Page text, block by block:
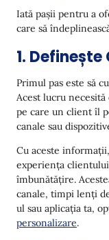
Iată pașii pentru a
care să
1.
Primul pas este să
Acest lucru
pe care un client îl
canale sau
Cu aceste
experiența
îmbunătățire.
canale, timpi lenți
ul sau aplicația ta,
personalizare.